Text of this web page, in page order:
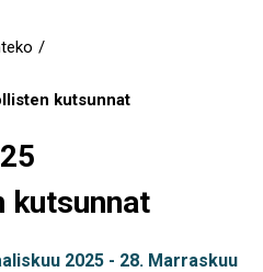
kutsunnat
kutsunnat
2025
28. Marraskuu